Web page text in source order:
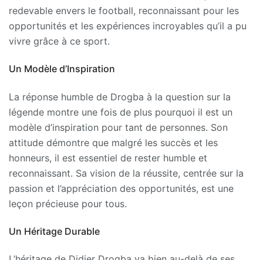
redevable envers le football, reconnaissant pour les
opportunités et les expériences incroyables qu’il a pu
vivre grâce à ce sport.
Un Modèle d’Inspiration
La réponse humble de Drogba à la question sur la
légende montre une fois de plus pourquoi il est un
modèle d’inspiration pour tant de personnes. Son
attitude démontre que malgré les succès et les
honneurs, il est essentiel de rester humble et
reconnaissant. Sa vision de la réussite, centrée sur la
passion et l’appréciation des opportunités, est une
leçon précieuse pour tous.
Un Héritage Durable